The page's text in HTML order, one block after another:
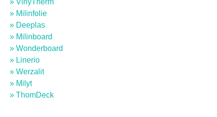
» VinyTherm
» Milinfolie
» Deeplas
» Milinboard
» Wonderboard
» Linerio
» Werzalit
» Milyt
» ThomDeck